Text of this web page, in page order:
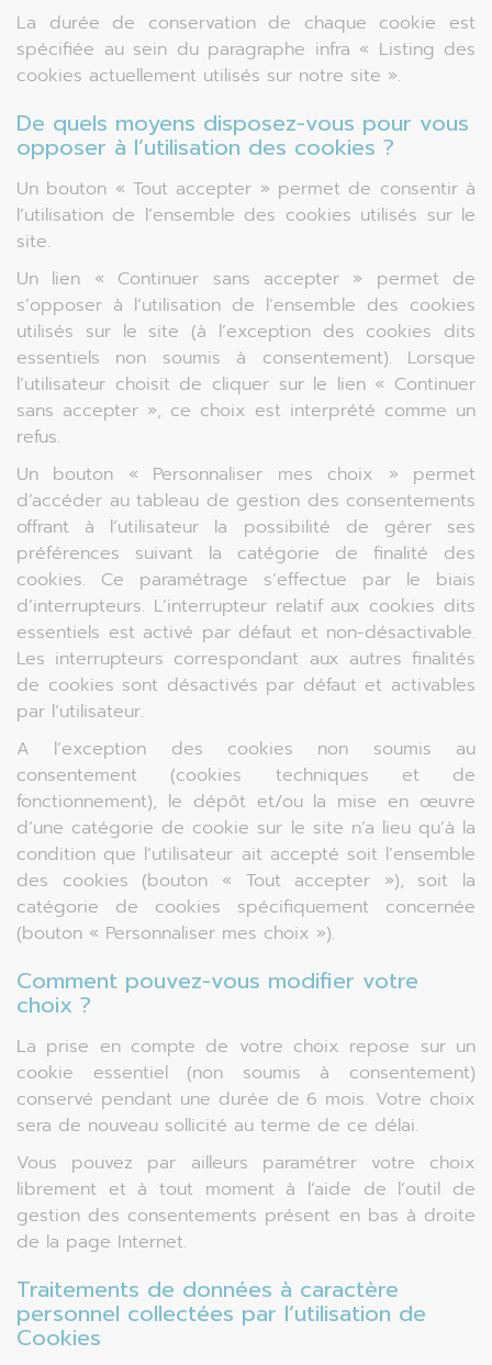
La durée de conservation de chaque cookie est
spécifiée au sein du paragraphe infra « Listing des
cookies actuellement utilisés sur notre site ».
De quels moyens disposez-vous pour vous
opposer à l’utilisation des cookies ?
Un bouton « Tout accepter » permet de consentir à
l’utilisation de l’ensemble des cookies utilisés sur le
site.
Un lien « Continuer sans accepter » permet de
s’opposer à l’utilisation de l’ensemble des cookies
utilisés sur le site (à l’exception des cookies dits
essentiels non soumis à consentement). Lorsque
l’utilisateur choisit de cliquer sur le lien « Continuer
sans accepter », ce choix est interprété comme un
refus.
Un bouton « Personnaliser mes choix » permet
d’accéder au tableau de gestion des consentements
offrant à l’utilisateur la possibilité de gérer ses
préférences suivant la catégorie de finalité des
cookies. Ce paramétrage s’effectue par le biais
d’interrupteurs. L’interrupteur relatif aux cookies dits
essentiels est activé par défaut et non-désactivable.
Les interrupteurs correspondant aux autres finalités
de cookies sont désactivés par défaut et activables
par l’utilisateur.
A l’exception des cookies non soumis au
consentement (cookies techniques et de
fonctionnement), le dépôt et/ou la mise en œuvre
d’une catégorie de cookie sur le site n’a lieu qu’à la
condition que l’utilisateur ait accepté soit l’ensemble
des cookies (bouton « Tout accepter »), soit la
catégorie de cookies spécifiquement concernée
(bouton « Personnaliser mes choix »).
Comment pouvez-vous modifier votre
choix ?
La prise en compte de votre choix repose sur un
cookie essentiel (non soumis à consentement)
conservé pendant une durée de 6 mois. Votre choix
sera de nouveau sollicité au terme de ce délai.
Vous pouvez par ailleurs paramétrer votre choix
librement et à tout moment à l’aide de l’outil de
gestion des consentements présent en bas à droite
de la page Internet.
Traitements de données à caractère
personnel collectées par l’utilisation de
Cookies